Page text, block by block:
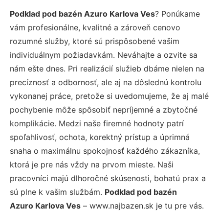
Podklad pod bazén Azuro Karlova Ves? Ponúkame
vám profesionálne, kvalitné a zároveň cenovo
rozumné služby, ktoré sú prispôsobené vašim
individuálnym požiadavkám. Neváhajte a ozvite sa
nám ešte dnes. Pri realizácií služieb dbáme nielen na
precíznosť a odbornosť, ale aj na dôslednú kontrolu
vykonanej práce, pretože si uvedomujeme, že aj malé
pochybenie môže spôsobiť nepríjemné a zbytočné
komplikácie. Medzi naše firemné hodnoty patrí
spoľahlivosť, ochota, korektný prístup a úprimná
snaha o maximálnu spokojnosť každého zákazníka,
ktorá je pre nás vždy na prvom mieste. Naši
pracovníci majú dlhoročné skúsenosti, bohatú prax a
sú plne k vašim službám. Podklad pod bazén
Azuro Karlova Ves – www.najbazen.sk je tu pre vás.